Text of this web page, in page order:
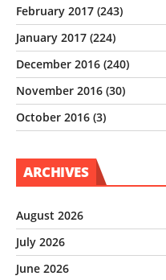
February 2017 (243)
January 2017 (224)
December 2016 (240)
November 2016 (30)
October 2016 (3)
ARCHIVES
August 2026
July 2026
June 2026